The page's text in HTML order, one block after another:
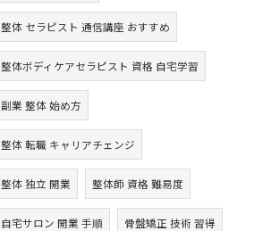
整体 セラピスト 通信講座 おすすめ
整体ボディケアセラピスト 資格 自宅学習
副業 整体 始め方
整体 転職 キャリアチェンジ
整体 独立 開業 整体師 資格 難易度
自宅サロン 開業 手順 骨盤矯正 技術 習得